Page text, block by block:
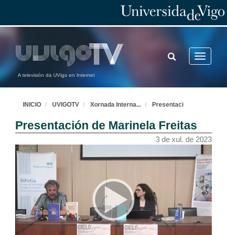
A televisión da UVigo en Internet
Toggle
TOGGLE
SEARCH
INICIO UVIGOTV Xornada Interna... Presentaci
Presentación de Marinela Freitas
3 de xul. de 2023